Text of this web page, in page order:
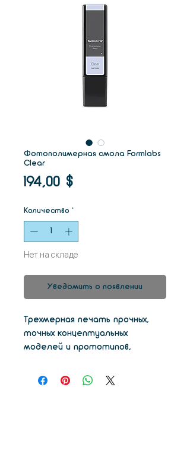
Фотополимерная смола Formlabs
Clear
194,00 $Цена
Количество *
Нет на складе
Уведомить о появлении
Трехмерная печать прочных,
точных концептуальных
моделей и прототипов,
идеи в жизнь благодаря
библиотеке стандартных смол